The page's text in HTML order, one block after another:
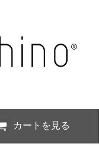
カートを見る